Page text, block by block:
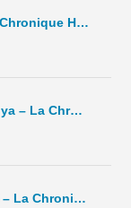
Helter Skelter de Kyôko Okazaki – La Chronique Hebdo – C7 – 2024
Nodame Cantabile de Tomoko Ninomiya – La Chronique Hebdo – C6 – 2024
BL Métamorphose de Kaori Tsurutani – La Chronique Hebdo – C5- 2024